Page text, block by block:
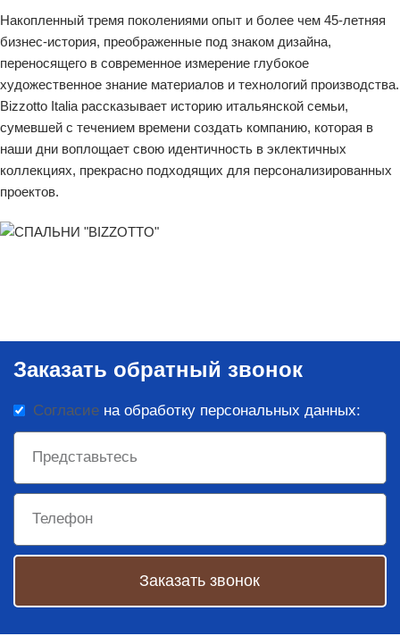
Накопленный тремя поколениями опыт и более чем 45-летняя
бизнес-история, преображенные под знаком дизайна,
переносящего в современное измерение глубокое
художественное знание материалов и технологий производства.
Bizzotto Italia рассказывает историю итальянской семьи,
сумевшей с течением времени создать компанию, которая в
наши дни воплощает свою идентичность в эклектичных
коллекциях, прекрасно подходящих для персонализированных
проектов.
Заказать обратный звонок
Согласие на обработку персональных данных:
Заказать звонок